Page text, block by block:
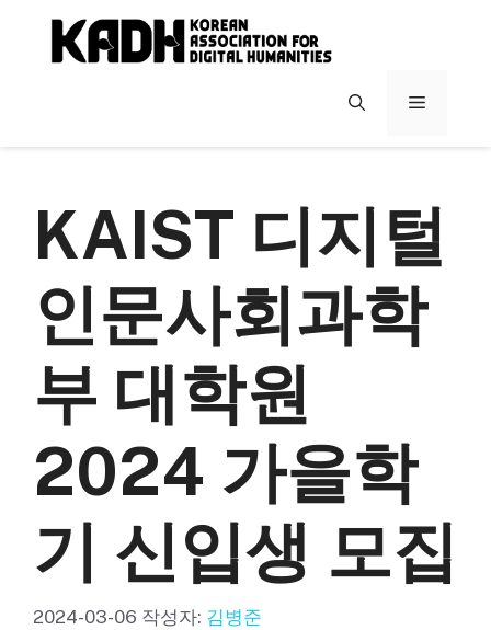
메
KAIST 디지털
인문사회과학
부 대학원
2024 가을학
기 신입생 모집
2024-03-06 작성자: 김병준